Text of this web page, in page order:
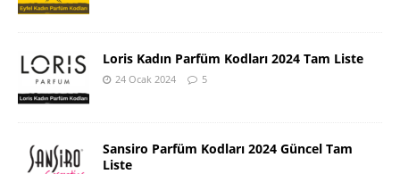
Loris Kadın Parfüm Kodları 2024 Tam Liste
24 Ocak 2024 5
Sansiro Parfüm Kodları 2024 Güncel Tam
Liste